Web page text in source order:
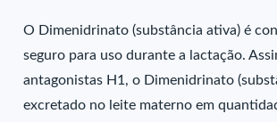
O Dimenidrinato (substância ativa) é
seguro para uso durante a lactação.
antagonistas H1, o Dimenidrinato
excretado no leite materno em